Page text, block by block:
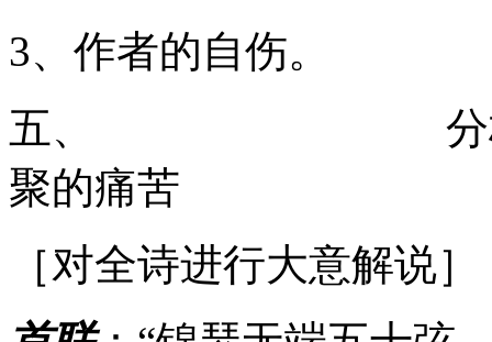
3、作者的自伤。
五、 分析第一
聚的痛苦
［对全诗进行大意解说］